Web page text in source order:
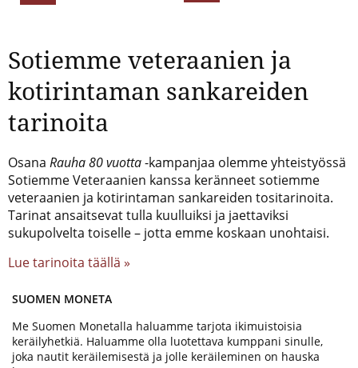
Sotiemme veteraanien ja
kotirintaman sankareiden
tarinoita
Osana Rauha 80 vuotta-kampanjaa olemme yhteistyössä
Sotiemme Veteraanien kanssa keränneet sotiemme
veteraanien ja kotirintaman sankareiden tositarinoita.
Tarinat ansaitsevat tulla kuulluiksi ja jaettaviksi
sukupolvelta toiselle – jotta emme koskaan unohtaisi.
Lue tarinoita täällä »
SUOMEN MONETA
Me Suomen Monetalla haluamme tarjota ikimuistoisia
keräilyhetkiä. Haluamme olla luotettava kumppani sinulle,
joka nautit keräilemisestä ja jolle keräileminen on hauska